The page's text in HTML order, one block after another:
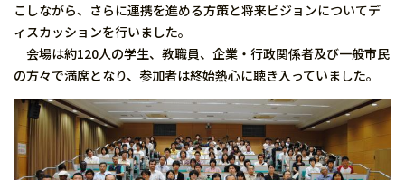
こしながら、さらに連携を進める方策と将来ビジョンについてデ
ィスカッションを行いました。
会場は約120人の学生、教職員、企業・行政関係者及び一般市民
の方々で満席となり、参加者は終始熱心に聴き入っていました。